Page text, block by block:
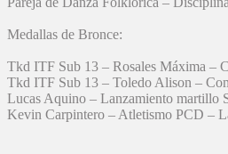
Medallas de Bronce:
Tkd ITF Sub 13 – Rosales Máxima –
Tkd ITF Sub 13 – Toledo Alison –
Lucas Aquino – Lanzamiento martillo
Kevin Carpintero – Atletismo PCD –